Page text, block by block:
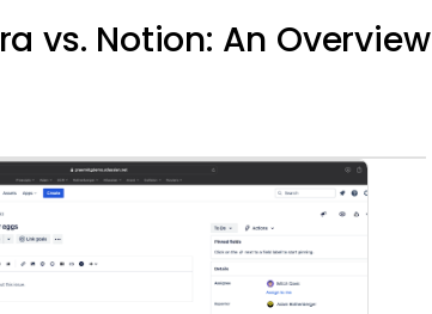
vs. Notion: An Overview